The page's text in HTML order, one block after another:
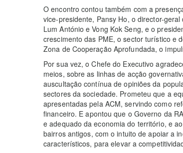
O encontro contou também com a
vice-presidente, Pansy Ho, o director-
Lum António e Vong Kok Seng, e o
crescimento das PME, o sector turístico e
Zona de Cooperação Aprofundada, o
Por sua vez, o Chefe do Executivo
meios, sobre as linhas de acção
auscultação contínua de opiniões da
sectores da sociedade. Prometeu que a
apresentadas pela ACM, servindo como
financeiro. E apontou que o Governo da
e adequado da economia do território, e
bairros antigos, com o intuito de apoiar a
característicos, para elevar a